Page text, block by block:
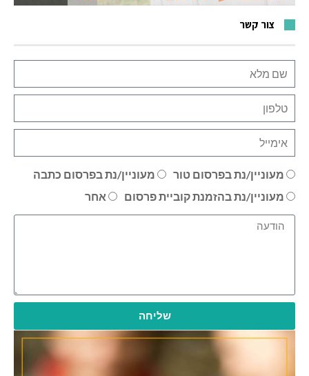
צור קשר
מעוניין/נת בפרסום טור
מעוניין/נת בפרסום כתבה
מעוניין/נת בהזמנת קוביית פרסום
אחר
שליחה